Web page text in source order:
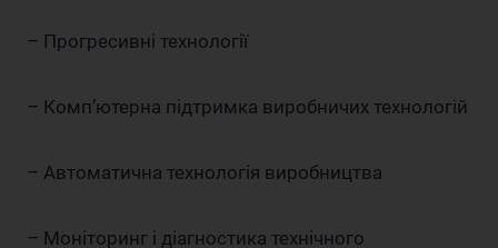
– Прогресивні технології
– Комп’ютерна підтримка виробничих технологій
– Автоматична технологія виробництва
– Моніторинг і діагностика технічного